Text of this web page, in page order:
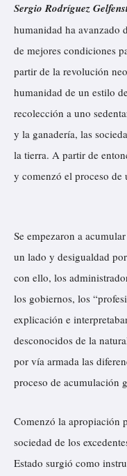
Sergio Rodríguez
humanidad ha avanzado
de mejores condiciones
partir de la revolución
humanidad de un estilo
recolección a uno
y la ganadería, las
la tierra. A partir de
y comenzó el proceso de
Se empezaron a
un lado y desigualdad
con ello, los
los gobiernos, los
explicación e
desconocidos de la
por vía armada las
proceso de acumulación
Comenzó la apropiación
sociedad de los
Estado surgió como